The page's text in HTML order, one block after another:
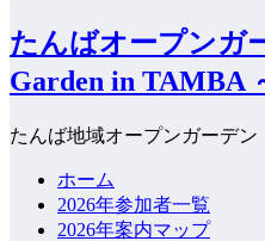
たんばオープンガ
Garden in TAMBA
たんば地域オープンガーデン
ホーム
2026年参加者一覧
2026年案内マップ